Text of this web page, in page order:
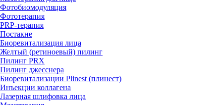
Фотобиомодуляция
Фототерапия
PRP-терапия
Постакне
Биоревитализация лица
Желтый (ретиноевый) пилинг
Пилинг PRX
Пилинг джесснера
Биоревитализации Plinest (плинест)
Инъекции коллагена
Лазерная шлифовка лица